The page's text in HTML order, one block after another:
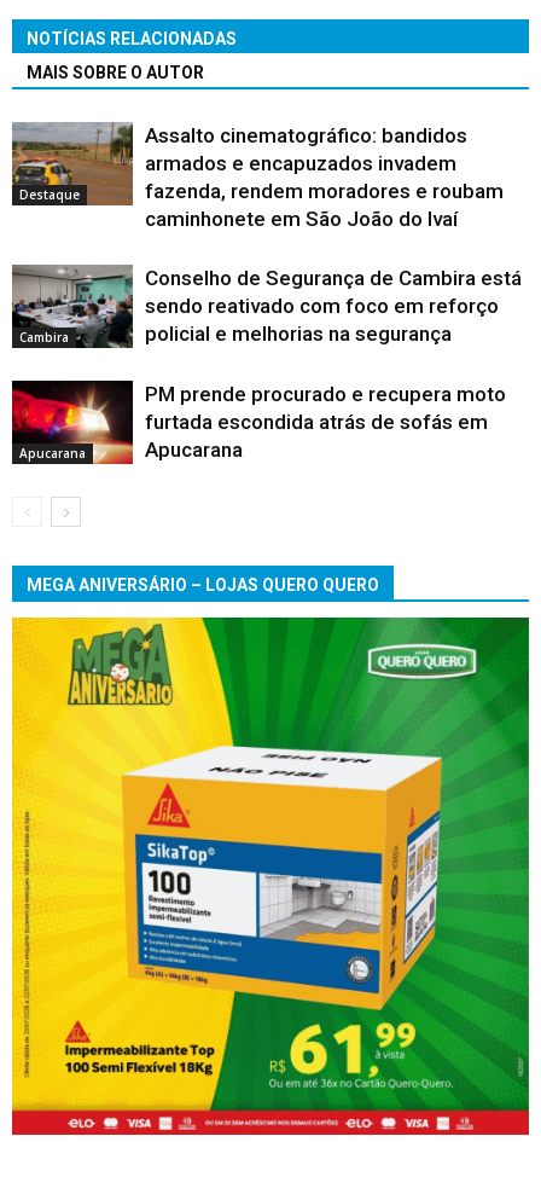
NOTÍCIAS RELACIONADAS
MAIS SOBRE O AUTOR
Destaque
Assalto cinematográfico: bandidos
armados e encapuzados invadem
fazenda, rendem moradores e roubam
caminhonete em São João do Ivaí
Cambira
Conselho de Segurança de Cambira está
sendo reativado com foco em reforço
policial e melhorias na segurança
Apucarana
PM prende procurado e recupera moto
furtada escondida atrás de sofás em
Apucarana
MEGA ANIVERSÁRIO – LOJAS QUERO QUERO